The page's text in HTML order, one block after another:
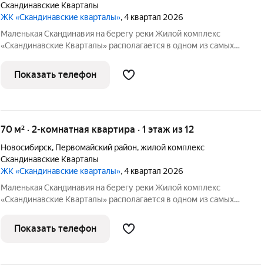
Скандинавские Кварталы
ЖК «Скандинавские кварталы», 4 квартал 2026
Маленькая Скандинавия на берегу реки Жилой комплекс
«Скандинавские Кварталы» располагается в одном из самых
ней открываются прекрасные виды на холмы и нетронутую
природу. Уникальная
Показать телефон
70 м² · 2-комнатная квартира · 1 этаж из 12
Новосибирск, Первомайский район,жилой комплекс
Скандинавские Кварталы
ЖК «Скандинавские кварталы», 4 квартал 2026
Маленькая Скандинавия на берегу реки Жилой комплекс
«Скандинавские Кварталы» располагается в одном из самых
ней открываются прекрасные виды на холмы и нетронутую
природу. Уникальная
Показать телефон